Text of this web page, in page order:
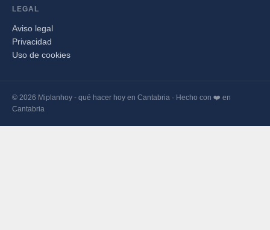
LEGAL
Aviso legal
Privacidad
Uso de cookies
© 2026 Miplanhoy - qué hacer hoy en Cantabria · Hecho con ❤️ en
Cantabria